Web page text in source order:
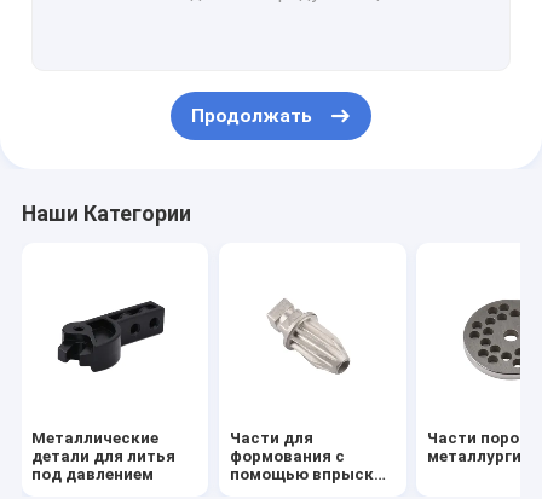
Часть AEG Airsoft аксессуары
Продолжать
Наши Категории
Металлические
детали для литья
под давлением
Части для
формования с
помощью впрыска
Части
металлургий